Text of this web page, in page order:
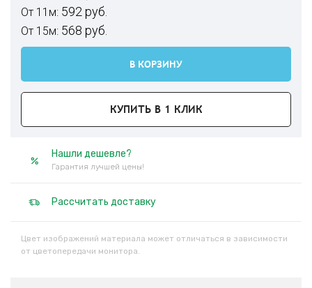
От 11м: 592 руб.
От 15м: 568 руб.
В КОРЗИНУ
КУПИТЬ В 1 КЛИК
Нашли дешевле?
Гарантия лучшей цены!
Рассчитать доставку
Цвет изображений материала может отличаться в зависимости
от цветопередачи монитора.